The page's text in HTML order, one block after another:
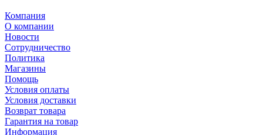
Компания
О компании
Новости
Сотрудничество
Политика
Магазины
Помощь
Условия оплаты
Условия доставки
Возврат товара
Гарантия на товар
Информация